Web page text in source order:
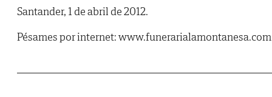
Santander, 1 de abril de 2012.
Pésames por internet: www.funerarialamontanesa.com